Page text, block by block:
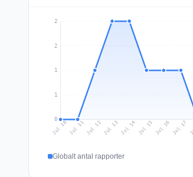
0
1
1
2
2
Jul 10 Jul 11Jul 12Jul 13 Jul 14 Jul 15 Jul 16 Jul 17
Globalt antal rapporter